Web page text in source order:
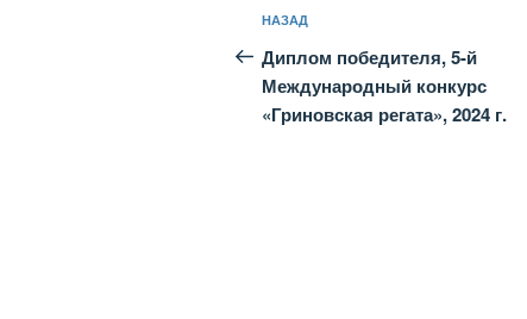
Навигация
по
записям
Предыдущая
запись:
НАЗАД
Диплом победителя, 5-й
Международный конкурс
«Гриновская регата», 2024 г.